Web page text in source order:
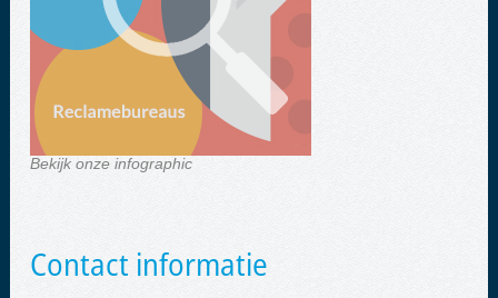
Bekijk onze infographic
Contact informatie